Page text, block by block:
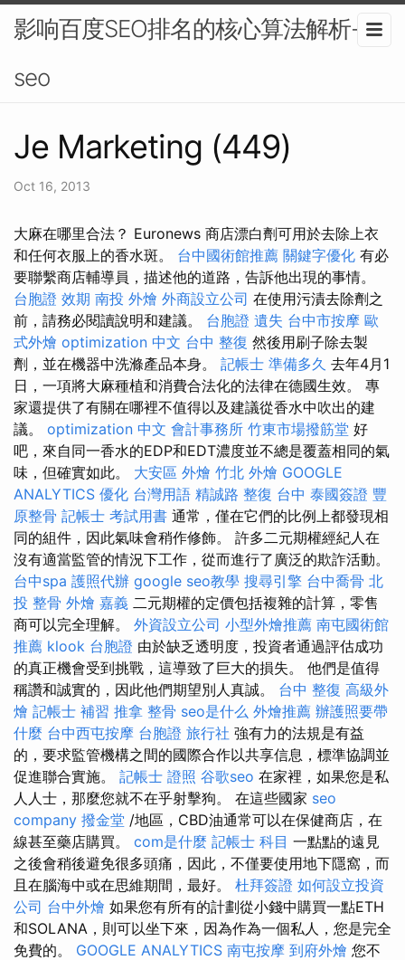
影响百度SEO排名的核心算法解析-
seo
Je Marketing (449)
Oct 16, 2013
大麻在哪里合法？ Euronews 商店漂白劑可用於去除上衣
和任何衣服上的香水斑。 台中國術館推薦 關鍵字優化 有必
要聯繫商店輔導員，描述他的道路，告訴他出現的事情。
台胞證 效期 南投 外燴 外商設立公司 在使用污漬去除劑之
前，請務必閱讀說明和建議。 台胞證 遺失 台中市按摩 歐
式外燴 optimization 中文 台中 整復 然後用刷子除去製
劑，並在機器中洗滌產品本身。 記帳士 準備多久 去年4月1
日，一項將大麻種植和消費合法化的法律在德國生效。 專
家還提供了有關在哪裡不值得以及建議從香水中吹出的建
議。 optimization 中文 會計事務所 竹東市場撥筋堂 好
吧，來自同一香水的EDP和EDT濃度並不總是覆蓋相同的氣
味，但確實如此。 大安區 外燴 竹北 外燴 GOOGLE
ANALYTICS 優化 台灣用語 精誠路 整復 台中 泰國簽證 豐
原整骨 記帳士 考試用書 通常，僅在它們的比例上都發現相
同的組件，因此氣味會稍作修飾。 許多二元期權經紀人在
沒有適當監管的情況下工作，從而進行了廣泛的欺詐活動。
台中spa 護照代辦 google seo教學 搜尋引擎 台中喬骨 北
投 整骨 外燴 嘉義 二元期權的定價包括複雜的計算，零售
商可以完全理解。 外資設立公司 小型外燴推薦 南屯國術館
推薦 klook 台胞證 由於缺乏透明度，投資者通過評估成功
的真正機會受到挑戰，這導致了巨大的損失。 他們是值得
稱讚和誠實的，因此他們期望別人真誠。 台中 整復 高級外
燴 記帳士 補習 推拿 整骨 seo是什么 外燴推薦 辦護照要帶
什麼 台中西屯按摩 台胞證 旅行社 強有力的法規是有益
的，要求監管機構之間的國際合作以共享信息，標準協調並
促進聯合實施。 記帳士 證照 谷歌seo 在家裡，如果您是私
人人士，那麼您就不在乎射擊狗。 在這些國家 seo
company 撥金堂 /地區，CBD油通常可以在保健商店，在
線甚至藥店購買。 com是什麼 記帳士 科目 一點點的遠見
之後會稍後避免很多頭痛，因此，不僅要使用地下隱窩，而
且在腦海中或在思維期間，最好。 杜拜簽證 如何設立投資
公司 台中外燴 如果您有所有的計劃從小錢中購買一點ETH
和SOLANA，則可以坐下來，因為作為一個私人，您是完全
免費的。 GOOGLE ANALYTICS 南屯按摩 到府外燴 您不